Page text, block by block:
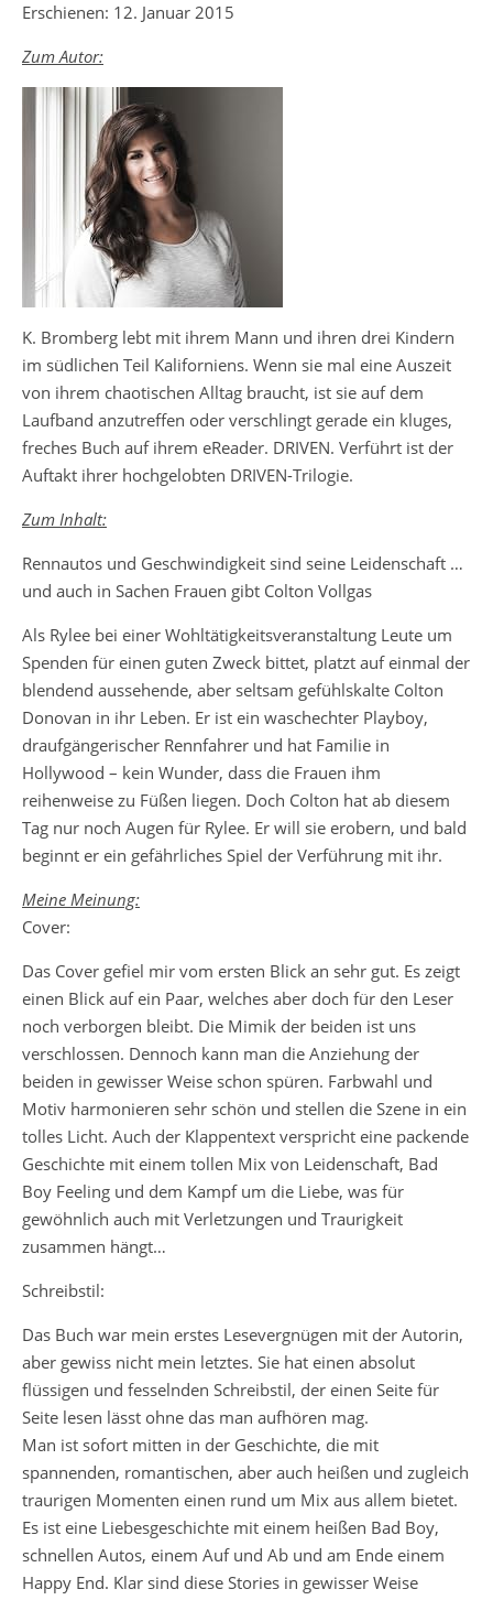
Erschienen: 12. Januar 2015
Zum Autor:
K. Bromberg lebt mit ihrem Mann und ihren drei Kindern
im südlichen Teil Kaliforniens. Wenn sie mal eine Auszeit
von ihrem chaotischen Alltag braucht, ist sie auf dem
Laufband anzutreffen oder verschlingt gerade ein kluges,
freches Buch auf ihrem eReader. DRIVEN. Verführt ist der
Auftakt ihrer hochgelobten DRIVEN-Trilogie.
Zum Inhalt:
Rennautos und Geschwindigkeit sind seine Leidenschaft …
und auch in Sachen Frauen gibt Colton Vollgas
Als Rylee bei einer Wohltätigkeitsveranstaltung Leute um
Spenden für einen guten Zweck bittet, platzt auf einmal der
blendend aussehende, aber seltsam gefühlskalte Colton
Donovan in ihr Leben. Er ist ein waschechter Playboy,
draufgängerischer Rennfahrer und hat Familie in
Hollywood – kein Wunder, dass die Frauen ihm
reihenweise zu Füßen liegen. Doch Colton hat ab diesem
Tag nur noch Augen für Rylee. Er will sie erobern, und bald
beginnt er ein gefährliches Spiel der Verführung mit ihr.
Meine Meinung:
Cover:
Das Cover gefiel mir vom ersten Blick an sehr gut. Es zeigt
einen Blick auf ein Paar, welches aber doch für den Leser
noch verborgen bleibt. Die Mimik der beiden ist uns
verschlossen. Dennoch kann man die Anziehung der
beiden in gewisser Weise schon spüren. Farbwahl und
Motiv harmonieren sehr schön und stellen die Szene in ein
tolles Licht. Auch der Klappentext verspricht eine packende
Geschichte mit einem tollen Mix von Leidenschaft, Bad
Boy Feeling und dem Kampf um die Liebe, was für
gewöhnlich auch mit Verletzungen und Traurigkeit
zusammen hängt…
Schreibstil:
Das Buch war mein erstes Lesevergnügen mit der Autorin,
aber gewiss nicht mein letztes. Sie hat einen absolut
flüssigen und fesselnden Schreibstil, der einen Seite für
Seite lesen lässt ohne das man aufhören mag.
Man ist sofort mitten in der Geschichte, die mit
spannenden, romantischen, aber auch heißen und zugleich
traurigen Momenten einen rund um Mix aus allem bietet.
Es ist eine Liebesgeschichte mit einem heißen Bad Boy,
schnellen Autos, einem Auf und Ab und am Ende einem
Happy End. Klar sind diese Stories in gewisser Weise